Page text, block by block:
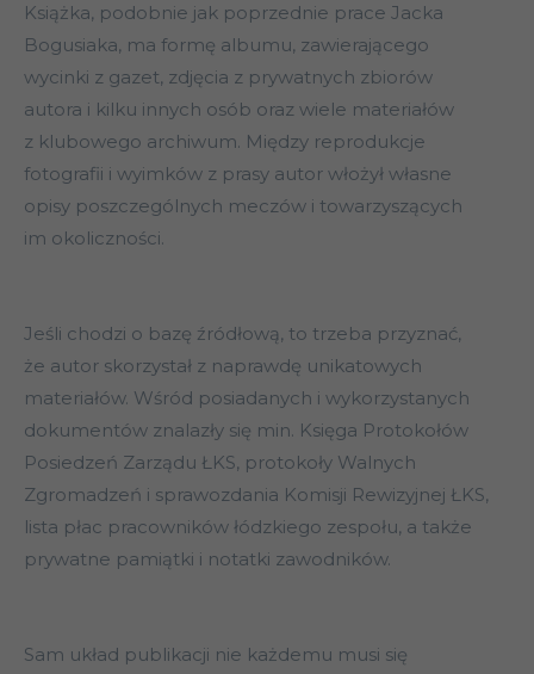
Książka, podobnie jak poprzednie prace Jacka
Bogusiaka, ma formę albumu, zawierającego
wycinki z gazet, zdjęcia z prywatnych zbiorów
autora i kilku innych osób oraz wiele materiałów
z klubowego archiwum. Między reprodukcje
fotografii i wyimków z prasy autor włożył własne
opisy poszczególnych meczów i towarzyszących
im okoliczności.
Jeśli chodzi o bazę źródłową, to trzeba przyznać,
że autor skorzystał z naprawdę unikatowych
materiałów. Wśród posiadanych i wykorzystanych
dokumentów znalazły się min. Księga Protokołów
Posiedzeń Zarządu ŁKS, protokoły Walnych
Zgromadzeń i sprawozdania Komisji Rewizyjnej ŁKS,
lista płac pracowników łódzkiego zespołu, a także
prywatne pamiątki i notatki zawodników.
Sam układ publikacji nie każdemu musi się